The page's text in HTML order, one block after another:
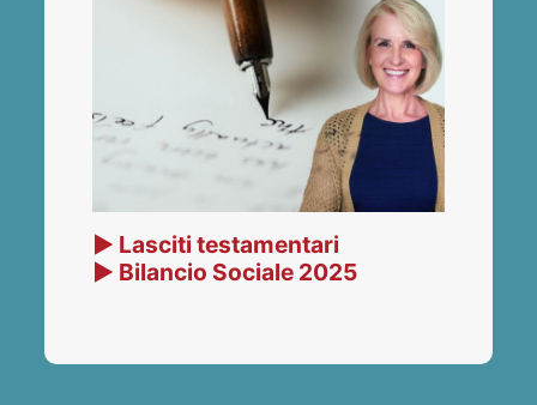
▶ Lasciti testamentari
▶ Bilancio Sociale 2025